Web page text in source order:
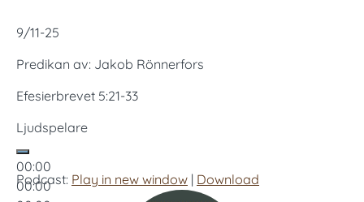
9/11-25
Predikan av: Jakob Rönnerfors
Efesierbrevet 5:21-33
Ljudspelare
00:00
00:00
Podcast: Play in new window | Download